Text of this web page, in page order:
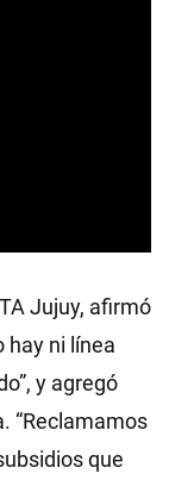
Jujuy, afirmó
hay ni línea
y agregó
“Reclamamos
que